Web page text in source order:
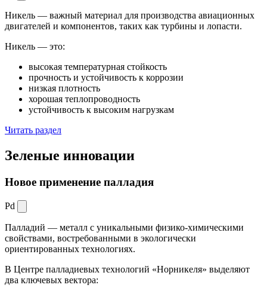
Никель — важный материал для производства авиационных
двигателей и компонентов, таких как турбины и лопасти.
Никель — это:
высокая температурная стойкость
прочность и устойчивость к коррозии
низкая плотность
хорошая теплопроводность
устойчивость к высоким нагрузкам
Читать раздел
Зеленые инновации
Новое применение палладия
Pd
Палладий — металл с уникальными физико-химическими
свойствами, востребованными в экологически
ориентированных технологиях.
В Центре палладиевых технологий «Норникеля» выделяют
два ключевых вектора: